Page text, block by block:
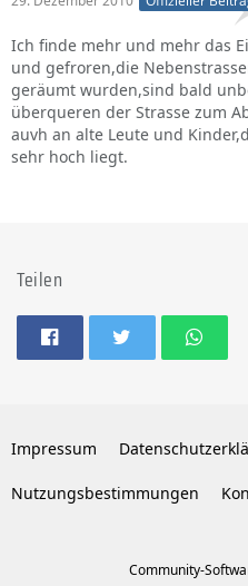
Ich finde mehr und mehr das
und gefroren,die
geräumt wurden,sind bald
überqueren der Strasse zum
auvh an alte Leute und
sehr hoch liegt.
Teilen
Impressum
Nutzungsbestimmungen
Community-